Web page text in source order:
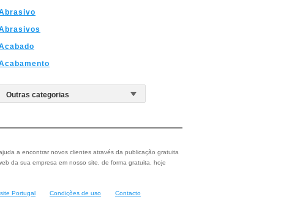
a encontrar novos clientes através da publicação gratuita
da sua empresa em nosso site, de forma gratuita, hoje
Portugal Condições de uso Contacto